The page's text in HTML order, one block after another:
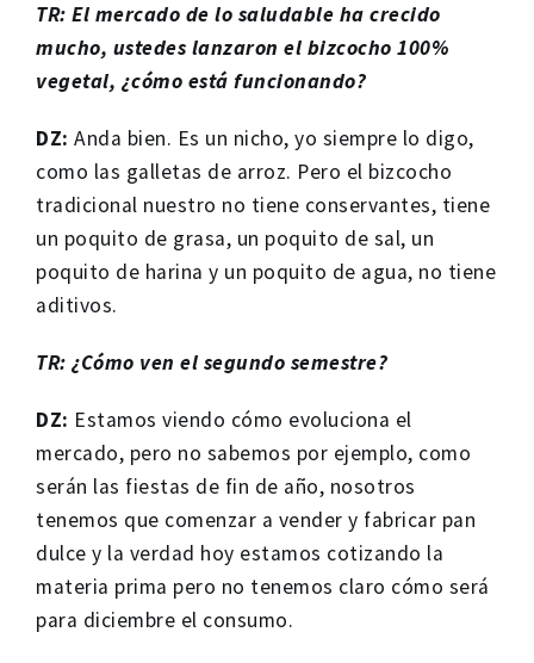
TR: El mercado de lo saludable ha crecido
mucho, ustedes lanzaron el bizcocho 100%
vegetal, ¿cómo está funcionando?
DZ: Anda bien. Es un nicho, yo siempre lo digo,
como las galletas de arroz. Pero el bizcocho
tradicional nuestro no tiene conservantes, tiene
un poquito de grasa, un poquito de sal, un
poquito de harina y un poquito de agua, no tiene
aditivos.
TR: ¿Cómo ven el segundo semestre?
DZ: Estamos viendo cómo evoluciona el
mercado, pero no sabemos por ejemplo, como
serán las fiestas de fin de año, nosotros
tenemos que comenzar a vender y fabricar pan
dulce y la verdad hoy estamos cotizando la
materia prima pero no tenemos claro cómo será
para diciembre el consumo.